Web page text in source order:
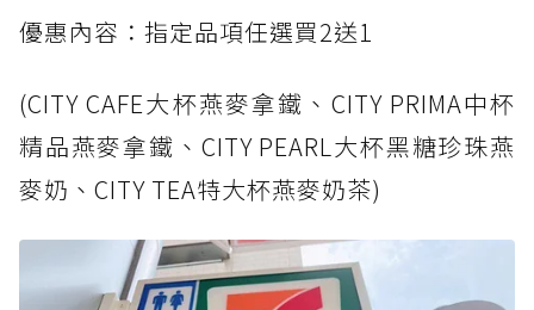
優惠內容：指定品項任選買2送1
(CITY CAFE大杯燕麥拿鐵、CITY PRIMA中杯
精品燕麥拿鐵、CITY PEARL大杯黑糖珍珠燕
麥奶、CITY TEA特大杯燕麥奶茶)